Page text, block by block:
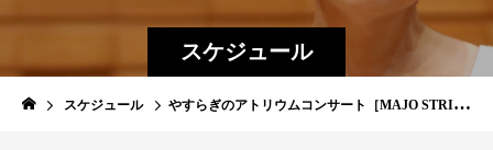
スケジュール
スケジュール やすらぎのアトリウムコンサート［MAJO STRING QUARTETコンサート ］(出演)